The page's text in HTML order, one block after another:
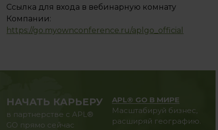
Ссылка для входа в вебинарную комнату
Компании:
https://go.myownconference.ru/aplgo_official
НАЧАТЬ КАРЬЕРУ
в партнерстве с APL®
GO прямо сейчас
APL® GO В МИРЕ
Масштабируй бизнес,
расширяй географию.